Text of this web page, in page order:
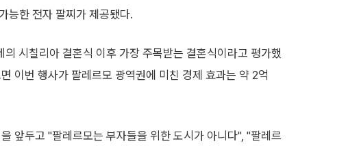
능한 전자 팔찌가 제공됐다.
시칠리아 결혼식 이후 가장 주목받는 결혼식이라고 평가했
이번 행사가 팔레르모 광역권에 미친 경제 효과는 약 2억
앞두고 "팔레르모는 부자들을 위한 도시가 아니다", "팔레르